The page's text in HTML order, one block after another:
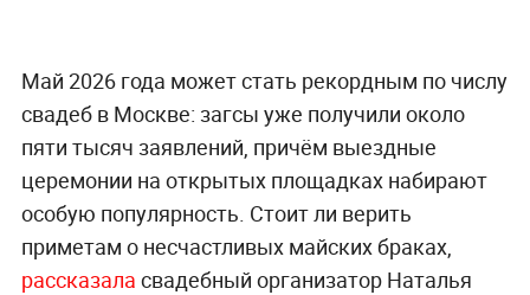
Май 2026 года может стать рекордным по числу
свадеб в Москве: загсы уже получили около
пяти тысяч заявлений, причём выездные
церемонии на открытых площадках набирают
особую популярность. Стоит ли верить
приметам о несчастливых майских браках,
рассказала свадебный организатор Наталья